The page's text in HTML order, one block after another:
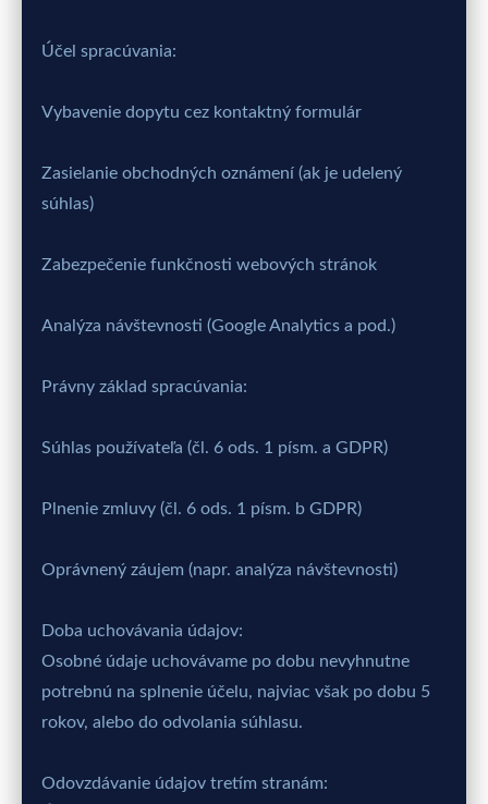
Účel spracúvania:
Vybavenie dopytu cez kontaktný formulár
Zasielanie obchodných oznámení (ak je udelený
súhlas)
Zabezpečenie funkčnosti webových stránok
Analýza návštevnosti (Google Analytics a pod.)
Právny základ spracúvania:
Súhlas používateľa (čl. 6 ods. 1 písm. a GDPR)
Plnenie zmluvy (čl. 6 ods. 1 písm. b GDPR)
Oprávnený záujem (napr. analýza návštevnosti)
Doba uchovávania údajov:
Osobné údaje uchovávame po dobu nevyhnutne
potrebnú na splnenie účelu, najviac však po dobu 5
rokov, alebo do odvolania súhlasu.
Odovzdávanie údajov tretím stranám: